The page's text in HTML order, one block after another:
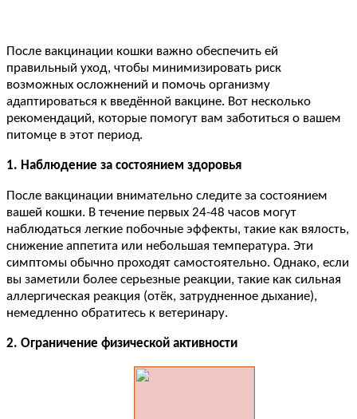
После вакцинации кошки важно обеспечить ей
правильный уход, чтобы минимизировать риск
возможных осложнений и помочь организму
адаптироваться к введённой вакцине. Вот несколько
рекомендаций, которые помогут вам заботиться о вашем
питомце в этот период.
1. Наблюдение за состоянием здоровья
После вакцинации внимательно следите за состоянием
вашей кошки. В течение первых 24-48 часов могут
наблюдаться легкие побочные эффекты, такие как вялость,
снижение аппетита или небольшая температура. Эти
симптомы обычно проходят самостоятельно. Однако, если
вы заметили более серьезные реакции, такие как сильная
аллергическая реакция (отёк, затрудненное дыхание),
немедленно обратитесь к ветеринару.
2. Ограничение физической активности